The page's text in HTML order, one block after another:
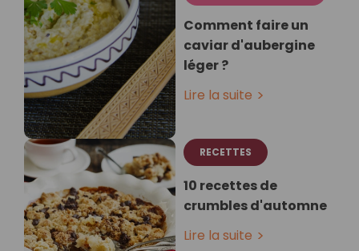
Comment faire un
caviar d'aubergine
léger ?
Lire la suite
RECETTES
10 recettes de
crumbles d'automne
Lire la suite